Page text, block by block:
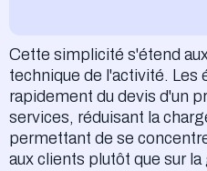
Cette simplicité s'étend
technique de l'activité. Les
rapidement du devis d'un
services, réduisant la
permettant de se
aux clients plutôt que sur